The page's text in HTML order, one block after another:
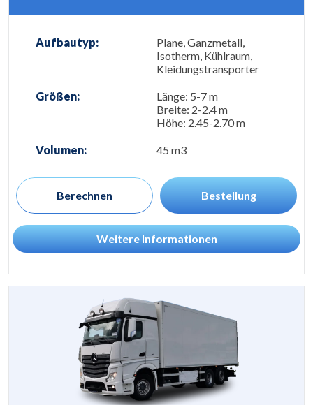
Aufbautyp:
Plane, Ganzmetall,
Isotherm, Kühlraum,
Kleidungstransporter
Größen:
Länge: 5-7 m
Breite: 2-2.4 m
Höhe: 2.45-2.70 m
Volumen: 45 m3
Berechnen Bestellung
Weitere Informationen